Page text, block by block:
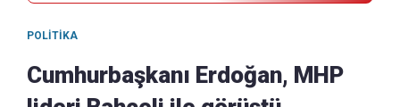
POLITIKA
Cumhurbaşkanı Erdoğan, MHP